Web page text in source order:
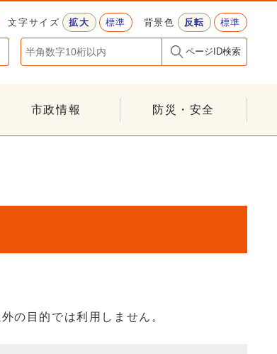
文字サイズ 拡大 標準 背景色 反転 標準
ページID検索
市政情報 防災・安全
の目的では利用しません。